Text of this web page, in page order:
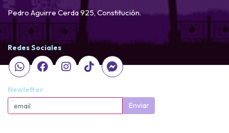
Pedro Aguirre Cerda 925, Constitución.
Redes Sociales
Newletter
Enviar